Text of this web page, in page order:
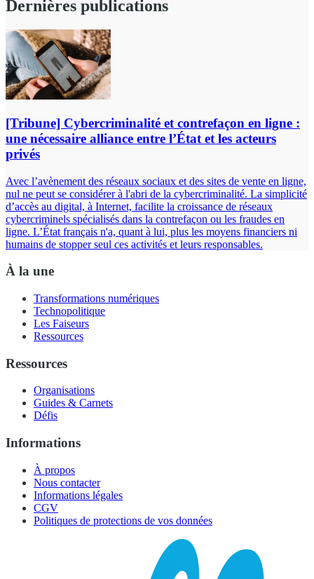
Dernières publications
[Tribune] Cybercriminalité et contrefaçon en ligne :
une nécessaire alliance entre l’État et les acteurs
privés
Avec l’avènement des réseaux sociaux et des sites de vente en ligne,
nul ne peut se considérer à l'abri de la cybercriminalité. La simplicité
d’accès au digital, à Internet, facilite la croissance de réseaux
cybercriminels spécialisés dans la contrefaçon ou les fraudes en
ligne. L’État français n'a, quant à lui, plus les moyens financiers ni
humains de stopper seul ces activités et leurs responsables.
À la une
Transformations numériques
Technopolitique
Les Faiseurs
Ressources
Ressources
Organisations
Guides & Carnets
Défis
Informations
À propos
Nous contacter
Informations légales
CGV
Politiques de protections de vos données